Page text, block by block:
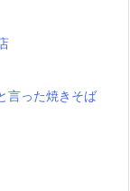
言った焼きそば